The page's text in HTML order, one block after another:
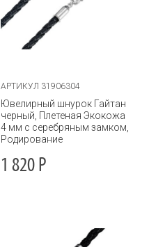
АРТИКУЛ 31906304
Ювелирный шнурок Гайтан
черный, Плетеная Экокожа
4 мм с серебряным замком,
Родирование
1 820 Р